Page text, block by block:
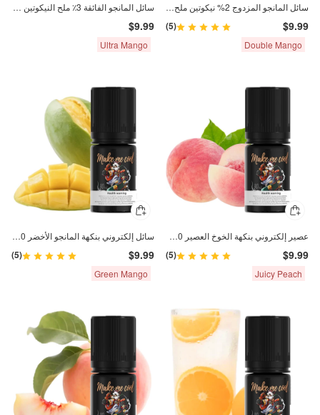
سائل المانجو المزدوج 2% نيكوتين ملح 30 مل
$9.99
(5)
Double Mango
سائل المانجو الفائقة 3٪ ملح النيكوتين 30 مل
$9.99
Ultra Mango
عصير إلكتروني بنكهة الخوخ العصير 30 مل بملح النيكوتين 30 ملغ
$9.99
(5)
Juicy Peach
سائل إلكتروني بنكهة المانجو الأخضر 30 ملغ ملح النيكوتين 30 مل
$9.99
(5)
Green Mango